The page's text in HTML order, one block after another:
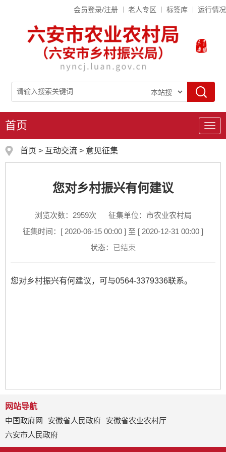
会员登录/注册 老人专区 标签库 运行情况
导
航
首页
首页 > 互动交流 > 意见征集
您对乡村振兴有何建议
浏览次数： 2959次
征集单位：市农业农村局
征集时间：[ 2020-06-15 00:00 ] 至 [ 2020-12-31 00:00 ]
状态： 已结束
您对乡村振兴有何建议，可与0564-3379336联系。
网站导航
中国政府网
安徽省人民政府
安徽省农业农村厅
六安市人民政府